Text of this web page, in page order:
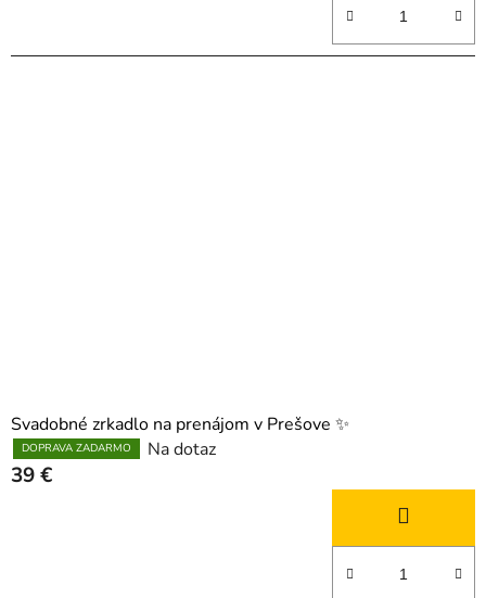
Svadobné zrkadlo na prenájom v Prešove ✨
DOPRAVA ZADARMO Na dotaz
39 €